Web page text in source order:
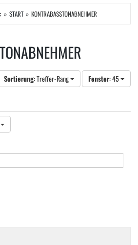
START KONTRABASSTONABNEHMER
Sortierung: Treffer-Rang Fenster: 45